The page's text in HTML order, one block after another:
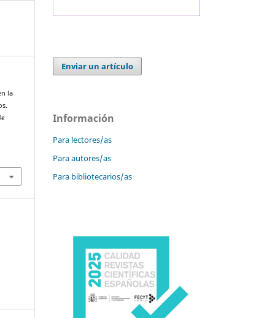
la
Enviar un artículo
Información
Para lectores/as
Para autores/as
Para bibliotecarios/as